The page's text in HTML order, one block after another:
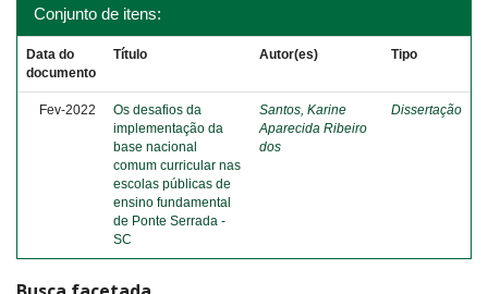
Conjunto de itens:
Data do
documento
Título Autor(es) Tipo
Fev-2022
Os desafios da
implementação da
base nacional
comum curricular nas
escolas públicas de
ensino fundamental
de Ponte Serrada -
SC
Santos, Karine
Aparecida Ribeiro
dos
Dissertação